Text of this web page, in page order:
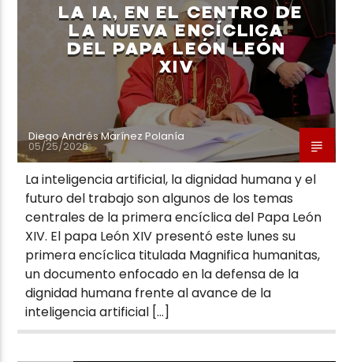
LA IA, EN EL CENTRO DE
LA NUEVA ENCÍCLICA
DEL PAPA LEÓN LEÓN
XIV
Diego Andrés Marínez Polanía
05/25/2026
La inteligencia artificial, la dignidad humana y el
futuro del trabajo son algunos de los temas
centrales de la primera encíclica del Papa León
XIV. El papa León XIV presentó este lunes su
primera encíclica titulada Magnifica humanitas,
un documento enfocado en la defensa de la
dignidad humana frente al avance de la
inteligencia artificial […]